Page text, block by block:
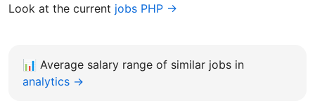
Look at the current jobs PHP →
📊 Average salary range of similar jobs in
analytics →